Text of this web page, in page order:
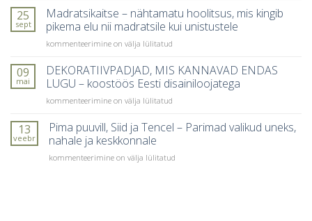
inimesed
kõige
sagedamini
teevad
õige
tekk
aastaaja
ja
järgi?
25
sept
Madratsikaitse – nähtamatu hoolitsus, mis kingib
pikema elu nii madratsile kui unistustele
Madratsikaitse
nähtamatu
hoolitsus,
mis
kingib
elu
nii
kui
kommenteerimine on välja lülitatud
09
mai
DEKORATIIVPADJAD, MIS KANNAVAD ENDAS
LUGU – koostöös Eesti disainiloojatega
DEKORATIIVPADJAD,
KANNAVAD
ENDAS
LUGU
kommenteerimine on välja lülitatud
13
veebr
Pima puuvill, Siid ja Tencel – Parimad valikud uneks,
nahale ja keskkonnale
Pima
kommenteerimine on välja lülitatud